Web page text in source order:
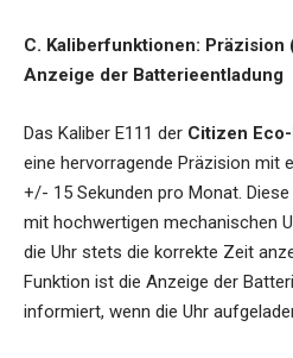
C. Kaliberfunktionen: Präzision
Anzeige der Batterieentladung
Das Kaliber E111 der Citizen
eine hervorragende Präzision mit
+/- 15 Sekunden pro Monat.
mit hochwertigen mechanischen
die Uhr stets die korrekte Zeit
Funktion ist die Anzeige der
informiert, wenn die Uhr